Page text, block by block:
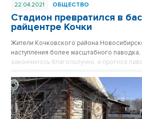
22.04.2021 ОБЩЕСТВО
Стадион превратился в
райцентре Кочки
Жители Кочковского района
наступления более масштабного паводка,
закончилось благополучно, и прогноз